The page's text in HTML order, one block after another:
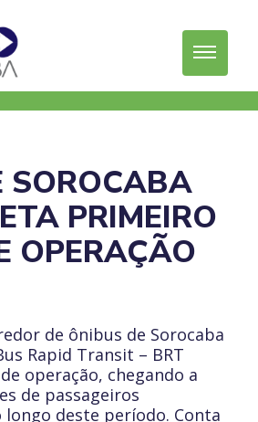
SOROCABA
PRIMEIRO
OPERAÇÃO
de ônibus de Sorocaba
Rapid Transit – BRT
operação, chegando a
de passageiros
deste período. Conta